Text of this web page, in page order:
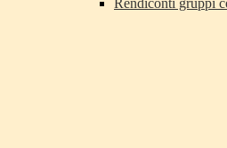
Rendiconti gruppi